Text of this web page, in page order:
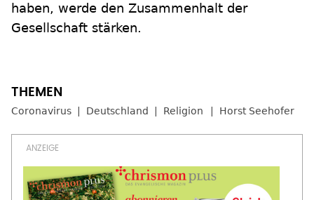
haben, werde den Zusammenhalt der
Gesellschaft stärken.
Coronavirus Deutschland Religion Horst Seehofer